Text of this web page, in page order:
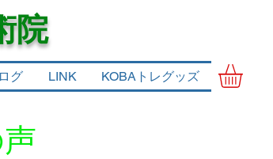
院
グ LINK KOBAトレグッズ